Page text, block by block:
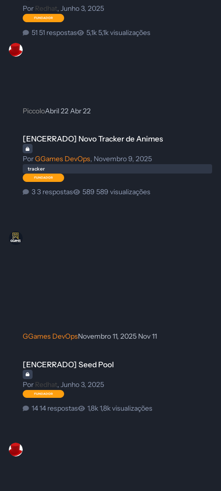
Por Redhat,Junho 3, 2025
51 respostas 5,1k visualizações
PiccoloAbril 22 Abr 22
[ENCERRADO] Novo Tracker de Animes
PorGGames DevOps, Novembro 9, 2025
tracker
3 respostas 589 visualizações
GGames DevOpsNovembro 11, 2025 Nov 11
[ENCERRADO] Seed Pool
Por Redhat,Junho 3, 2025
14 respostas 1,8k visualizações